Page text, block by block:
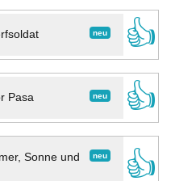
neu
👍
neu
Pasa
👍
neu
Sonne und
👍